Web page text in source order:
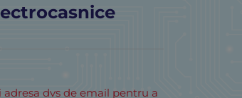
adresa dvs de email pentru a